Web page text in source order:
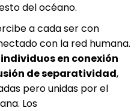
del océano.
a cada ser con
con la red humana.
en conexión
de separatividad,
pero unidas por el
Los